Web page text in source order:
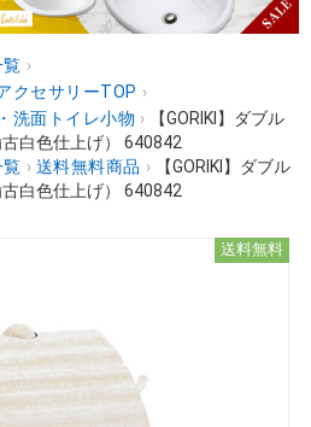
覧 ›
クセサリーTOP ›
洗面トイレ小物 ›
【GORIKI】ダブル
白色仕上げ） 640842
覧 › 送料無料商品 ›
【GORIKI】ダブル
白色仕上げ） 640842
送料無料